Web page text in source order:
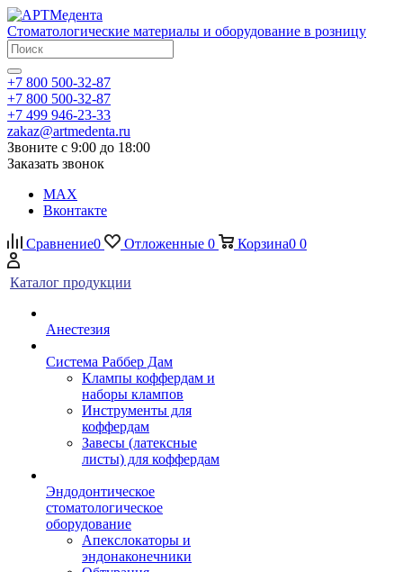
Стоматологические материалы и оборудование в розницу
+7 800 500-32-87
+7 800 500-32-87
+7 499 946-23-33
zakaz@artmedenta.ru
Звоните с 9:00 до 18:00
Заказать звонок
MAX
Вконтакте
Сравнение0 Отложенные 0 Корзина0 0
Каталог продукции
Анестезия
Система Раббер Дам
Клампы коффердам и
наборы клампов
Инструменты для
коффердам
Завесы (латексные
листы) для коффердам
Эндодонтическое
стоматологическое
оборудование
Апекслокаторы и
эндонаконечники